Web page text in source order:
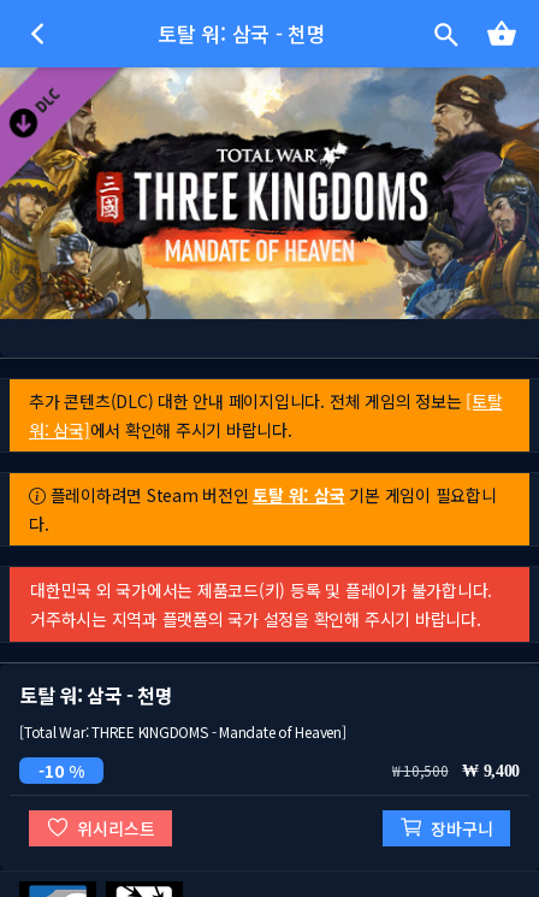
토탈 워: 삼국 - 천명
추가 콘텐츠(DLC) 대한 안내 페이지입니다. 전체 게임의 정보는 [토탈
워: 삼국]에서 확인해 주시기 바랍니다.
플레이하려면 Steam 버전인토탈 워: 삼국 기본 게임이 필요합니
다.
대한민국 외 국가에서는 제품코드(키) 등록 및 플레이가 불가합니다.
거주하시는 지역과 플랫폼의 국가 설정을 확인해 주시기 바랍니다.
토탈 워: 삼국 - 천명
[Total War: THREE KINGDOMS - Mandate of Heaven]
10 % 10,500 9,400
위시리스트 장바구니